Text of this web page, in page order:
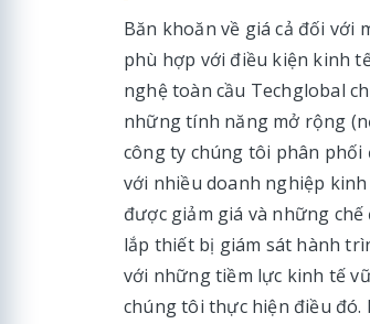
Băn khoăn về giá cả đối
phù hợp với điều kiện kinh
nghệ toàn cầu Techglobal
những tính năng mở rộng
công ty chúng tôi phân phối
với nhiều doanh nghiệp
được giảm giá và những
lắp thiết bị giám sát hành
với những tiềm lực kinh tế
chúng tôi thực hiện điều